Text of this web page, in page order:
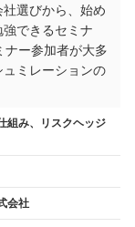
選びから、始め
できるセミナ
ー参加者が大多
ミレーションの
組み、リスクヘッジ
会社